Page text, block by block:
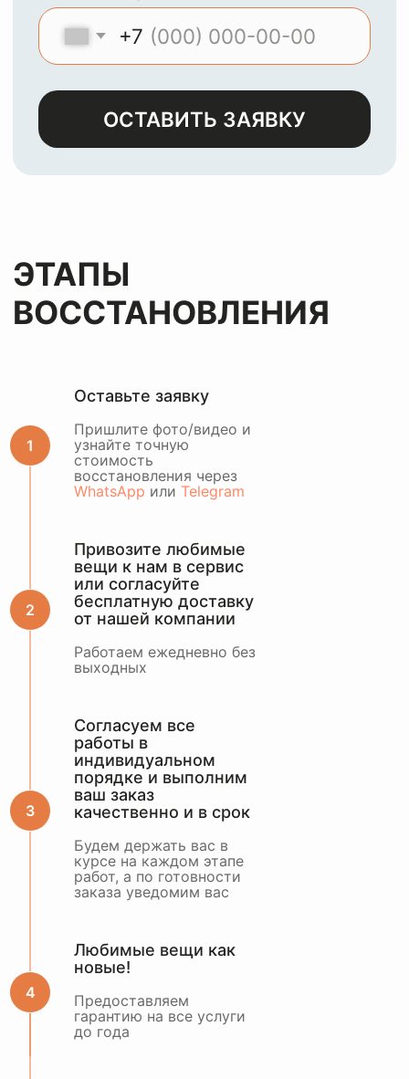
Оставьте заявку
Пришлите фото/видео и
узнайте точную
стоимость
восстановления через
WhatsApp или Telegram
Привозите любимые
вещи к нам в сервис
или согласуйте
бесплатную доставку
от нашей компании
Работаем ежедневно без
выходных
Согласуем все
работы в
индивидуальном
порядке и выполним
ваш заказ
качественно и в срок
Будем держать вас в
курсе на каждом этапе
работ, а по готовности
заказа уведомим вас
Любимые вещи как
новые!
Предоставляем
гарантию на все услуги
до года
ОСТАВИТЬ ЗАЯВКУ
МЫЧИСТИМ И
ВОССТАНАВЛИВАЕМ
ЛЮБЫЕ ИЗДЕЛИЯ ИЗ
КОЖИ, ЗАМШИ,
ЛАКА И НУБУКА
Оставьте заявкуи мы с
или оценить по
WhatsApp